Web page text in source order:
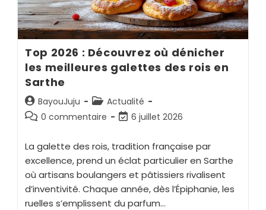
Top 2026 : Découvrez où dénicher
les meilleures galettes des rois en
Sarthe
BayouJuju
Actualité
0 commentaire
6 juillet 2026
La galette des rois, tradition française par
excellence, prend un éclat particulier en Sarthe
où artisans boulangers et pâtissiers rivalisent
d’inventivité. Chaque année, dès l’Épiphanie, les
ruelles s’emplissent du parfum…